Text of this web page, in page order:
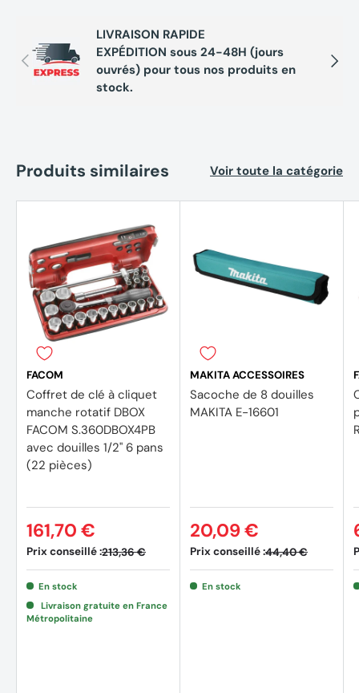
Précédent
LIVRAISON RAPIDE
EXPÉDITION sous 24-48H (jours
ouvrés) pour tous nos produits en
stock.
Produits similaires Voir toute la catégorie
FACOM
Coffret de clé à cliquet
manche rotatif DBOX
FACOM S.360DBOX4PB
avec douilles 1/2'' 6 pans
(22 pièces)
Prix conseillé :213,36 €
161,70 €
En stock
Livraison gratuite en France
Métropolitaine
MAKITA ACCESSOIRES
Sacoche de 8 douilles
MAKITA E-16601
Prix conseillé :44,40 €
20,09 €
En stock